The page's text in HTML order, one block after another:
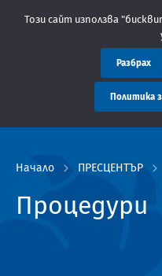
Съобщение: Областна
Начало ПРЕСЦЕНТЪР
Процедури
Този сайт използва
Разбрах
Политика